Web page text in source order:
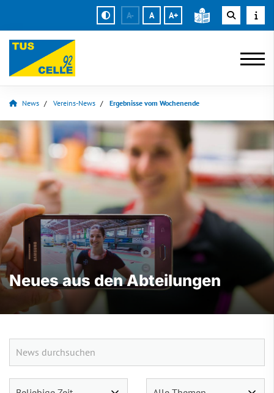
A- A A+
News Vereins-News Ergebnisse vom Wochenende
Neues aus den Abteilungen